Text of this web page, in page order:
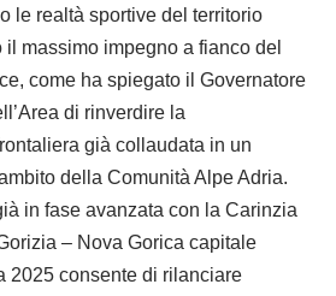
le realtà sportive del territorio
massimo impegno a fianco del
come ha spiegato il Governatore
di rinverdire la
già collaudata in un
della Comunità Alpe Adria.
in fase avanzata con la Carinzia
– Nova Gorica capitale
2025 consente di rilanciare